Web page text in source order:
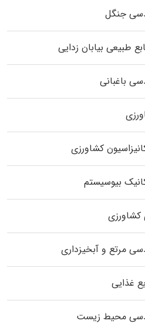
جنگل
طبیعی بیابان زدایی
باغبانی
کشاورزی
بیوسیستم
کشاورزی
مرتع و آبخیزداری
غذایی
محیط زیست